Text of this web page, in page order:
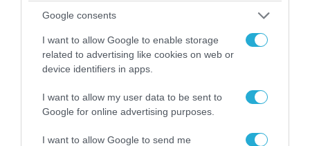
Google consents
I want to allow Google to enable storage
related to advertising like cookies on web or
device identifiers in apps.
I want to allow my user data to be sent to
Google for online advertising purposes.
I want to allow Google to send me
πλέον ενημέρωσης για την εξέλιξη της πανδημίας του
νέου κορωνοϊού στη χώρα μας, μεταξύ άλλων
αναφέρθηκε και στην σύσταση για μη κυκλοφορία
μετά τα μεσάνυχτα. Να σημειωθεί, πως νωρίτερα ο
καθηγητής κ. Τσιόδρας ανακοίνωσε μόλις 6 νέα